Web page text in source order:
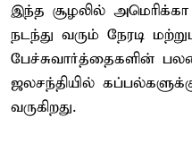
இந்த சூழலில்
நடந்து வரும் நேரடி
பேச்சுவார்த்தைகளின்
ஜலசந்தியில்
வருகிறது.